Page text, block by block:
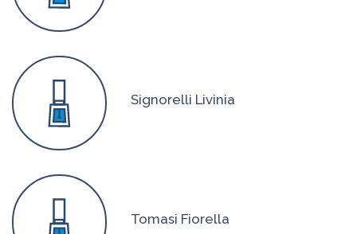
Signorelli Livinia
Tomasi Fiorella